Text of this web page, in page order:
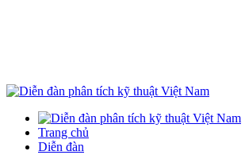
Trang chủ
Diễn đàn